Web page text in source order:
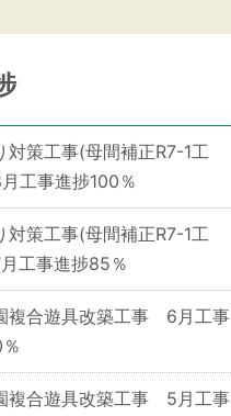
対策工事(母間補正R7-1工
工事進捗100％
対策工事(母間補正R7-1工
工事進捗85％
複合遊具改築工事 6月工事
複合遊具改築工事 5月工事